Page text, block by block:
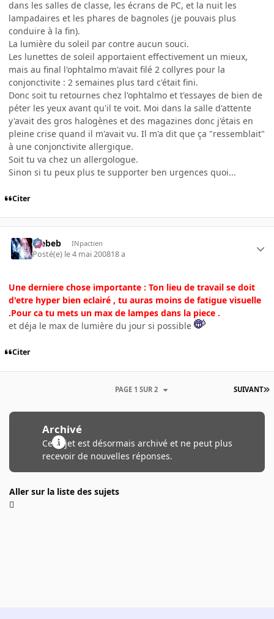
dans les salles de classe, les écrans de PC, et la nuit les
lampadaires et les phares de bagnoles (je pouvais plus
conduire à la fin).
La lumière du soleil par contre aucun souci.
Les lunettes de soleil apportaient effectivement un mieux,
mais au final l'ophtalmo m'avait filé 2 collyres pour la
conjonctivite : 2 semaines plus tard c'était fini.
Donc soit tu retournes chez l'ophtalmo et t'essayes de bien de
péter les yeux avant qu'il te voit. Moi dans la salle d'attente
y'avait des gros halogènes et des magazines donc j'étais en
pleine crise quand il m'avait vu. Il m'a dit que ça "ressemblait"
à une conjonctivite allergique.
Soit tu va chez un allergologue.
Sinon si tu peux plus te supporter ben urgences quoi...
Citer
Trebeb INpactien
Posté(e) le 4 mai 200818 a
Une derniere chose importante : Ton lieu de travail se doit
d'etre hyper bien eclairé , tu auras moins de fatigue visuelle
.Pour ca tu mets un max de lampes dans la piece .
et déja le max de lumière du jour si possible
Citer
SUIVANT
PAGE 1 SUR 2
Archivé
Ce sujet est désormais archivé et ne peut plus
recevoir de nouvelles réponses.
Aller sur la liste des sujets